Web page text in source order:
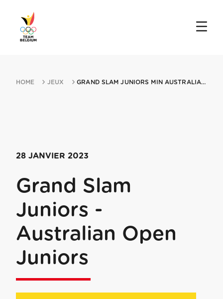
HOME JEUX GRAND SLAM JUNIORS MIN AUSTRALIAN OPEN JUNIORS 28012023 MELBOURNE
28 JANVIER 2023
Grand Slam
Juniors -
Australian Open
Juniors